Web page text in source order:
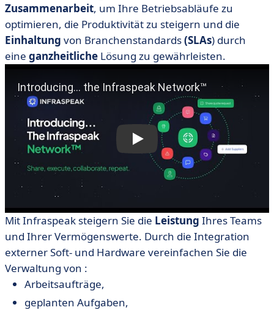
Zusammenarbeit, um Ihre Betriebsabläufe zu
optimieren, die Produktivität zu steigern und die
Einhaltung von Branchenstandards(SLAs) durch
eine ganzheitliche Lösung zu gewährleisten.
Mit Infraspeak steigern Sie die Leistung Ihres Teams
und Ihrer Vermögenswerte. Durch die Integration
externer Soft- und Hardware vereinfachen Sie die
Verwaltung von :
Arbeitsaufträge,
geplanten Aufgaben,